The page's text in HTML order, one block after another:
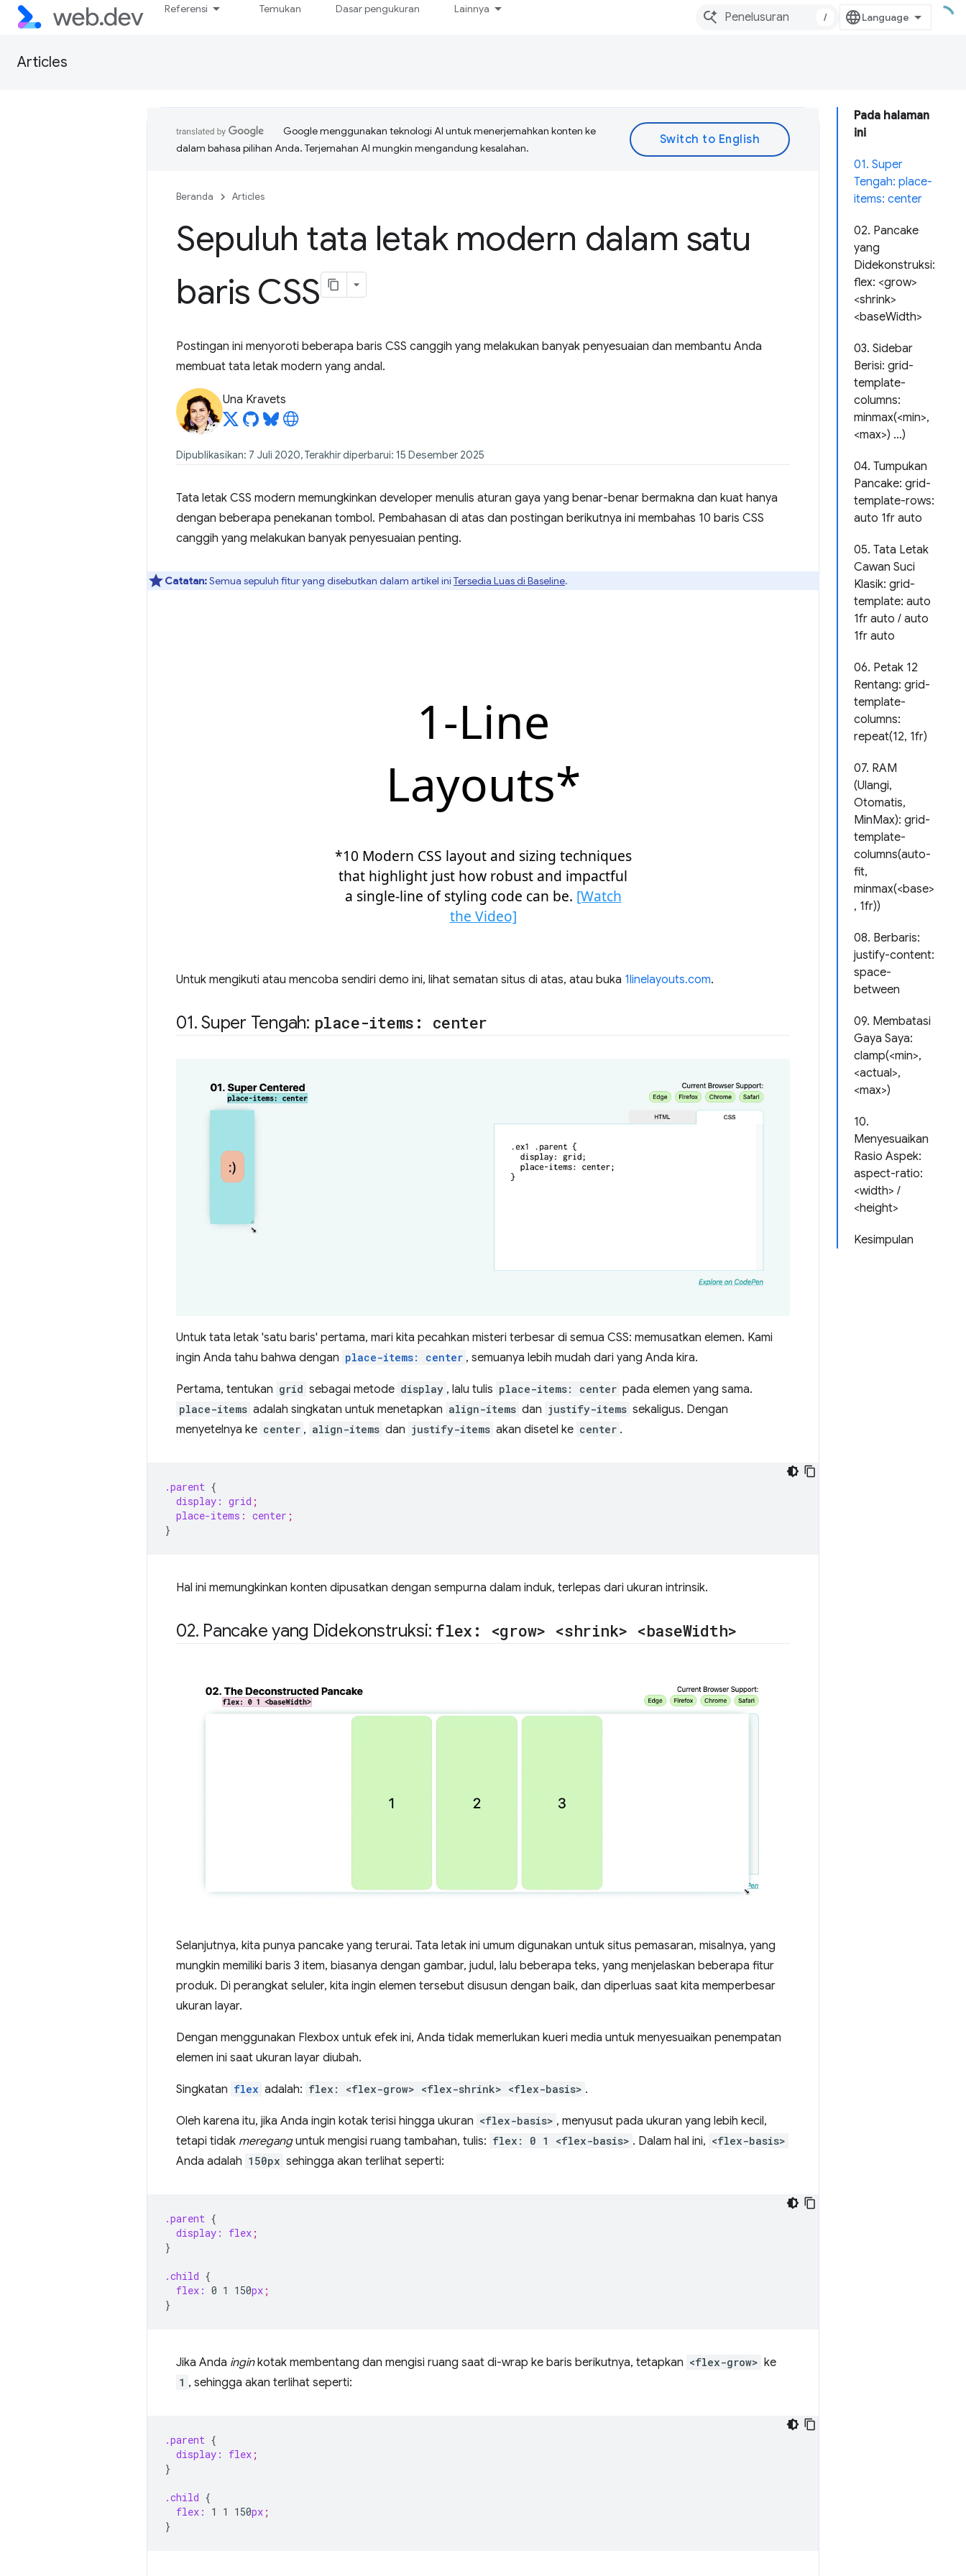
Referensi Temukan Dasar pengukuran Lainnya
/
Articles
Pada halaman
ini
01. Super
Tengah: place-
items: center
02. Pancake
yang
Didekonstruksi:
flex: <grow>
<shrink>
<baseWidth>
03. Sidebar
Berisi: grid-
template-
columns:
minmax(<min>,
<max>) …)
04. Tumpukan
Pancake: grid-
template-rows:
auto 1fr auto
05. Tata Letak
Cawan Suci
Klasik: grid-
template: auto
1fr auto / auto
1fr auto
06. Petak 12
Rentang: grid-
template-
columns:
repeat(12, 1fr)
07. RAM
(Ulangi,
Otomatis,
MinMax): grid-
template-
columns(auto-
fit,
minmax(<base>
, 1fr))
08. Berbaris:
justify-content:
space-
between
09. Membatasi
Gaya Saya:
clamp(<min>,
<actual>,
<max>)
10.
Menyesuaikan
Rasio Aspek:
aspect-ratio:
<width> /
<height>
Kesimpulan
Google menggunakan teknologi AI untuk menerjemahkan konten ke
dalam bahasa pilihan Anda. Terjemahan AI mungkin mengandung kesalahan.
Beranda Articles
Sepuluh tata letak modern dalam satu
baris CSS
Postingan ini menyoroti beberapa baris CSS canggih yang melakukan banyak penyesuaian dan membantu Anda
membuat tata letak modern yang andal.
Una Kravets
Dipublikasikan: 7 Juli 2020, Terakhir diperbarui: 15 Desember 2025
Tata letak CSS modern memungkinkan developer menulis aturan gaya yang benar-benar bermakna dan kuat hanya
dengan beberapa penekanan tombol. Pembahasan di atas dan postingan berikutnya ini membahas 10 baris CSS
canggih yang melakukan banyak penyesuaian penting.
Catatan:Semua sepuluh fitur yang disebutkan dalam artikel ini Tersedia Luas di Baseline.
Untuk mengikuti atau mencoba sendiri demo ini, lihat sematan situs di atas, atau buka 1linelayouts.com.
01. Super Tengah: place-items: center
Untuk tata letak 'satu baris' pertama, mari kita pecahkan misteri terbesar di semua CSS: memusatkan elemen. Kami
ingin Anda tahu bahwa dengan place-items: center , semuanya lebih mudah dari yang Anda kira.
Pertama, tentukan grid sebagai metode display , lalu tulis place-items: center pada elemen yang sama.
place-items adalah singkatan untuk menetapkan align-items dan justify-items sekaligus. Dengan
menyetelnya ke center , align-items dan justify-items akan disetel ke center .
.parent {
display: grid ;
place-items: center ;
}
Hal ini memungkinkan konten dipusatkan dengan sempurna dalam induk, terlepas dari ukuran intrinsik.
02. Pancake yang Didekonstruksi: flex: <grow> <shrink> <baseWidth>
Selanjutnya, kita punya pancake yang terurai. Tata letak ini umum digunakan untuk situs pemasaran, misalnya, yang
mungkin memiliki baris 3 item, biasanya dengan gambar, judul, lalu beberapa teks, yang menjelaskan beberapa fitur
produk. Di perangkat seluler, kita ingin elemen tersebut disusun dengan baik, dan diperluas saat kita memperbesar
ukuran layar.
Dengan menggunakan Flexbox untuk efek ini, Anda tidak memerlukan kueri media untuk menyesuaikan penempatan
elemen ini saat ukuran layar diubah.
Singkatan flex adalah: flex: <flex-grow> <flex-shrink> <flex-basis> .
Oleh karena itu, jika Anda ingin kotak terisi hingga ukuran <flex-basis> , menyusut pada ukuran yang lebih kecil,
tetapi tidak mereganguntuk mengisi ruang tambahan, tulis: flex: 0 1 <flex-basis> . Dalam hal ini, <flex-basis>
Anda adalah 150px sehingga akan terlihat seperti:
.parent {
display:
flex ;
}
.child {
flex: 0 1 150px ;
}
Jika Anda inginkotak membentang dan mengisi ruang saat di-wrap ke baris berikutnya, tetapkan <flex-grow> ke
1 , sehingga akan terlihat seperti:
.parent {
display:
flex ;
}
.child {
flex:
1 1 150px ;
}